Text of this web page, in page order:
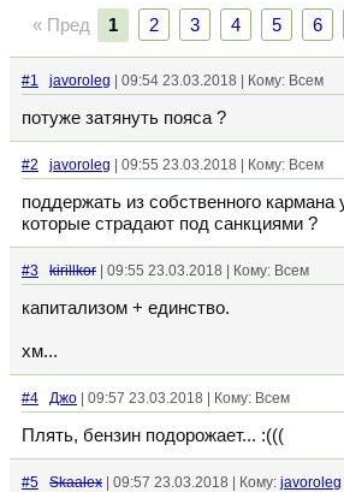
« Пред 1 2 3 4 5 6
#1 javoroleg | 09:54 23.03.2018 | Кому: Всем
потуже затянуть пояса ?
#2 javoroleg | 09:55 23.03.2018 | Кому: Всем
поддержать из собственного
которые страдают под санкциями ?
#3 kirillkor | 09:55 23.03.2018 | Кому: Всем
капитализом + единство.
хм...
#4 Джо | 09:57 23.03.2018 | Кому: Всем
Плять, бензин подорожает... :(((
#5 Skaalex | 09:57 23.03.2018 | Кому: javoroleg